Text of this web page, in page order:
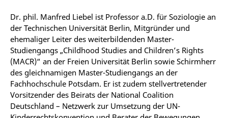
Dr. phil. Manfred Liebel ist Professor a.D. für Soziologie an
der Technischen Universität Berlin, Mitgründer und
ehemaliger Leiter des weiterbildenden Master-
Studiengangs „Childhood Studies and Children’s Rights
(MACR)“ an der Freien Universität Berlin sowie Schirmherr
des gleichnamigen Master-Studiengangs an der
Fachhochschule Potsdam. Er ist zudem stellvertretender
Vorsitzender des Beirats der National Coalition
Deutschland – Netzwerk zur Umsetzung der UN-